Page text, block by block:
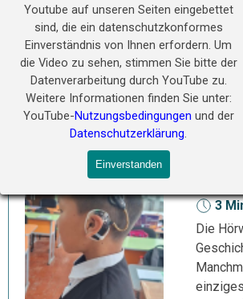
Youtube auf unseren Seiten eingebettet
sind, die ein datenschutzkonformes
Einverständnis von Ihnen erfordern. Um
die Video zu sehen, stimmen Sie bitte der
Datenverarbeitung durch YouTube zu.
Weitere Informationen finden Sie unter:
YouTube-Nutzungsbedingungen und der
Datenschutzerklärung.
Einverstanden
Aitbek
die
22
3
Die